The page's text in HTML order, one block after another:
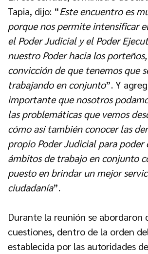
Tapia, dijo: “Este encuentro es
porque nos permite intensificar
el Poder Judicial y el Poder
nuestro Poder hacia los
convicción de que tenemos que
trabajando en conjunto”. Y
importante que nosotros
las problemáticas que vemos
cómo así también conocer las
propio Poder Judicial para poder
ámbitos de trabajo en conjunto
puesto en brindar un mejor
ciudadanía”.
Durante la reunión se abordaron
cuestiones, dentro de la orden
establecida por las autoridades